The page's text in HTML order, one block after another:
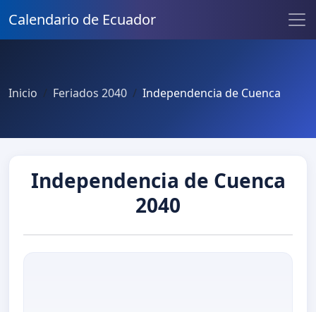
Calendario de Ecuador
Inicio Feriados 2040 Independencia de Cuenca
Independencia de Cuenca
2040